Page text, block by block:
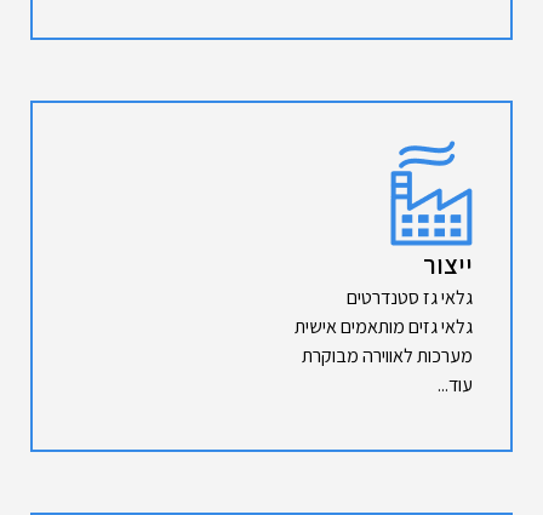
ייצור
גלאי גז סטנדרטים
גלאי גזים מותאמים אישית
מערכות לאווירה מבוקרת
עוד...